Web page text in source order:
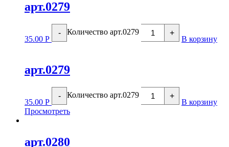
арт.0279
35.00 Р
- Количество арт.0279 +
В корзину
арт.0279
35.00 Р
- Количество арт.0279 +
В корзину
Просмотреть
арт.0280